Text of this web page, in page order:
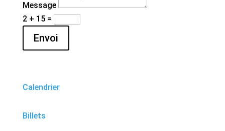
Message
2 + 15=
Envoi
Calendrier
Billets